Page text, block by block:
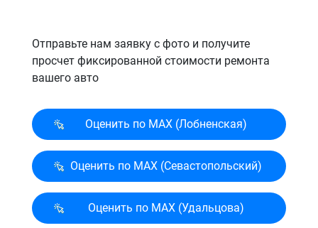
Отправьте нам заявку с фото и получите
просчет фиксированной стоимости ремонта
вашего авто
Оценить по MAX (Лобненская)
Оценить по MAX (Севасто­польский)
Оценить по MAX (Удальцова)